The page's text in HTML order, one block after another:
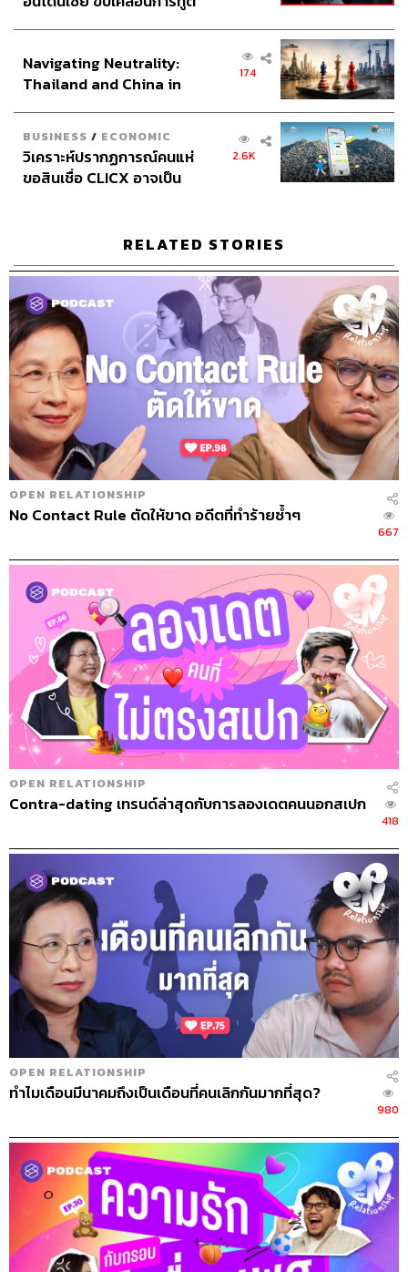
281
ทีมงาน THE STANDARD PODCAST
อินโดนีเซีย
Navigating Neutrality:
Thailand and China in
174
BUSINESS / ECONOMIC
วิเคราะห์ปรากฏการณ์คนแห่
ขอสินเชื่อ CLICX อาจเป็น
2.6K
RELATED STORIES
OPEN RELATIONSHIP
No Contact Rule ตัดให้ขาด อดีตที่ทำร้ายซ้ำๆ
667
OPEN RELATIONSHIP
Contra-dating เทรนด์ล่าสุดกับการลองเดตคนนอกสเปก
418
OPEN RELATIONSHIP
ทำไมเดือนมีนาคมถึงเป็นเดือนที่คนเลิกกันมากที่สุด?
980